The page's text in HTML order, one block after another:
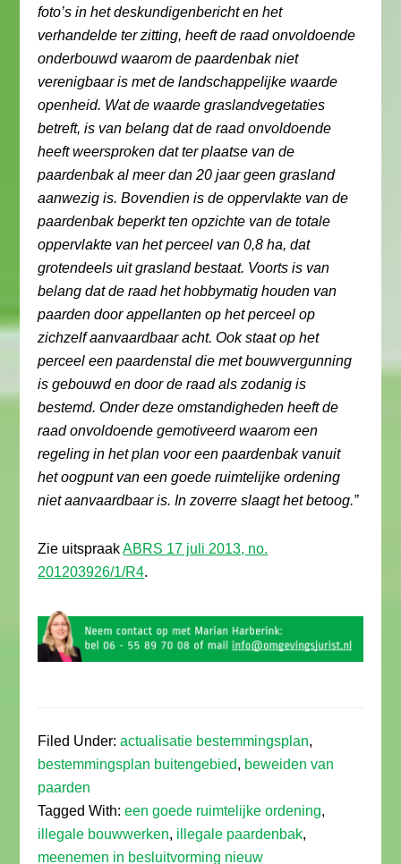
foto’s in het deskundigenbericht en het
verhandelde ter zitting, heeft de raad onvoldoende
onderbouwd waarom de paardenbak niet
verenigbaar is met de landschappelijke waarde
openheid. Wat de waarde graslandvegetaties
betreft, is van belang dat de raad onvoldoende
heeft weersproken dat ter plaatse van de
paardenbak al meer dan 20 jaar geen grasland
aanwezig is. Bovendien is de oppervlakte van de
paardenbak beperkt ten opzichte van de totale
oppervlakte van het perceel van 0,8 ha, dat
grotendeels uit grasland bestaat. Voorts is van
belang dat de raad het hobbymatig houden van
paarden door appellanten op het perceel op
zichzelf aanvaardbaar acht. Ook staat op het
perceel een paardenstal die met bouwvergunning
is gebouwd en door de raad als zodanig is
bestemd. Onder deze omstandigheden heeft de
raad onvoldoende gemotiveerd waarom een
regeling in het plan voor een paardenbak vanuit
het oogpunt van een goede ruimtelijke ordening
niet aanvaardbaar is. In zoverre slaagt het betoog.”
Zie uitspraakABRS 17 juli 2013, no.
201203926/1/R4.
Filed Under:actualisatie bestemmingsplan,
bestemmingsplan buitengebied, beweiden van
paarden
Tagged With:een goede ruimtelijke ordening,
illegale bouwwerken, illegale paardenbak,
meenemen in besluitvorming nieuw